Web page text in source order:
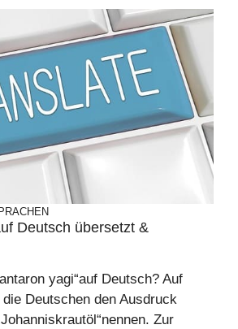
Deutsch übersetzt &
yagi“auf Deutsch? Auf
Deutschen den Ausdruck
Zur